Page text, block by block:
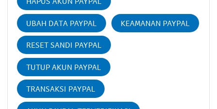
UBAH DATA PAYPAL KEAMANAN PAYPAL
RESET SANDI PAYPAL
TUTUP AKUN PAYPAL
TRANSAKSI PAYPAL